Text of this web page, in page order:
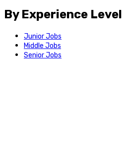
By Experience Level
Junior Jobs
Middle Jobs
Senior Jobs